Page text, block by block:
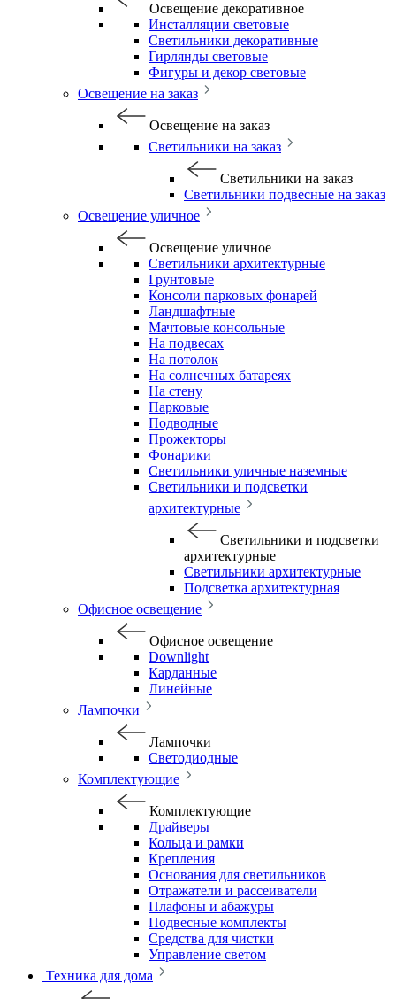
Освещение декоративное
Инсталляции световые
Светильники декоративные
Гирлянды световые
Фигуры и декор световые
Освещение на заказ
Освещение на заказ
Светильники на заказ
Светильники на заказ
Светильники подвесные на заказ
Освещение уличное
Освещение уличное
Светильники архитектурные
Грунтовые
Консоли парковых фонарей
Ландшафтные
Мачтовые консольные
На подвесах
На потолок
На солнечных батареях
На стену
Парковые
Подводные
Прожекторы
Фонарики
Светильники уличные наземные
Светильники и подсветки
архитектурные
Светильники и подсветки
архитектурные
Светильники архитектурные
Подсветка архитектурная
Офисное освещение
Офисное освещение
Downlight
Карданные
Линейные
Лампочки
Лампочки
Светодиодные
Комплектующие
Комплектующие
Драйверы
Кольца и рамки
Крепления
Основания для светильников
Отражатели и рассеиватели
Плафоны и абажуры
Подвесные комплекты
Средства для чистки
Управление светом
Техника для дома